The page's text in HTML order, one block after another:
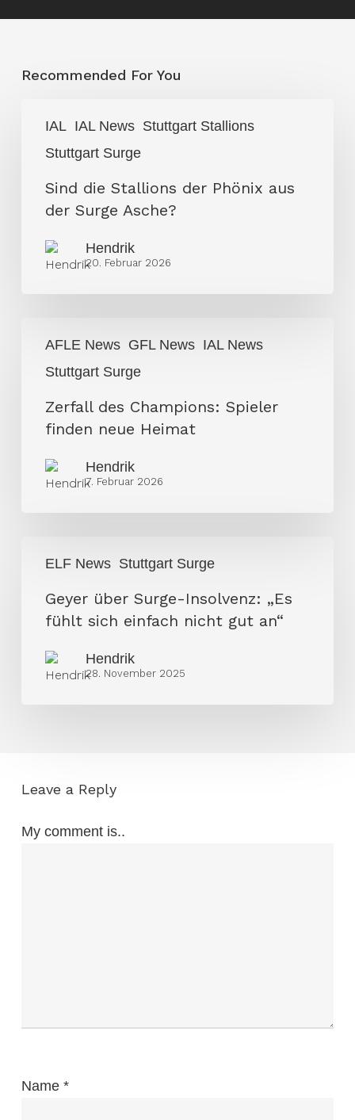
Recommended For You
IAL IAL News Stuttgart Stallions
Stuttgart Surge
Stallions
Phönix
Surge
Asche?
Sind die Stallions der Phönix aus
der Surge Asche?
Hendrik
20. Februar 2026
AFLE News GFL News IAL News
Stuttgart Surge
Champions:
finden
Heimat
Zerfall des Champions: Spieler
finden neue Heimat
Hendrik
7. Februar 2026
ELF News Stuttgart Surge
über
Surge-
Insolvenz:
fühlt
Geyer über Surge-Insolvenz: „Es
fühlt sich einfach nicht gut an“
Hendrik
28. November 2025
Leave a Reply
My comment is..
Name *